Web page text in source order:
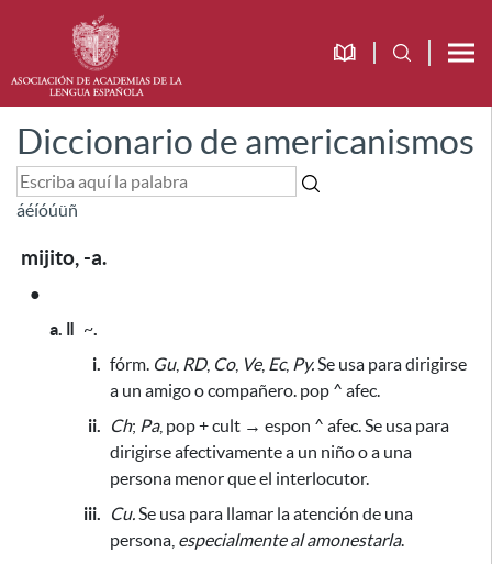
Diccionario de americanismos
áéíóúüñ
mijito, -a.
●
a. ǁ ~.
i. fórm. Gu, RD, Co, Ve, Ec, Py.Se usa para dirigirse
a un amigo o compañero. pop ^ afec.
ii.
Ch; Pa, pop + cult → espon ^ afec. Se usa para
dirigirse afectivamente a un niño o a una
persona menor que el interlocutor.
iii.
Cu.Se usa para llamar la atención de una
persona, especialmente al amonestarla.